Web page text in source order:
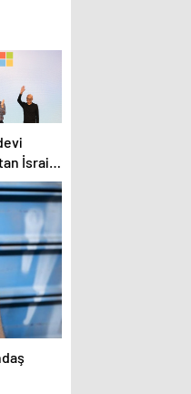
İsrail’i
haber